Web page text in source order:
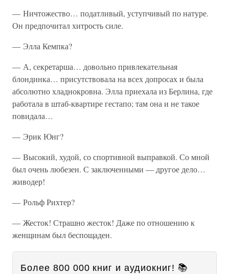
— Ничтожество… податливый, уступчивый по натуре.
Он предпочитал хитрость силе.
— Элла Кемпка?
— А, секретарша… довольно привлекательная
блондинка… присутствовала на всех допросах и была
абсолютно хладнокровна. Элла приехала из Берлина, где
работала в штаб-квартире гестапо; там она и не такое
повидала…
— Эрик Юнг?
— Высокий, худой, со спортивной выправкой. Со мной
был очень любезен. С заключенными — другое дело…
живодер!
— Рольф Рихтер?
— Жесток! Страшно жесток! Даже по отношению к
женщинам был беспощаден.
Более 800 000 книг и аудиокниг! 📚